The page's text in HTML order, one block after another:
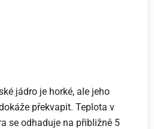
jádro je horké, ale jeho
překvapit. Teplota v
se odhaduje na přibližně 5